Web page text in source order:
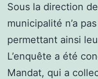
Sous la direction
municipalité n’a
permettant ainsi
L’enquête a été
Mandat, qui a